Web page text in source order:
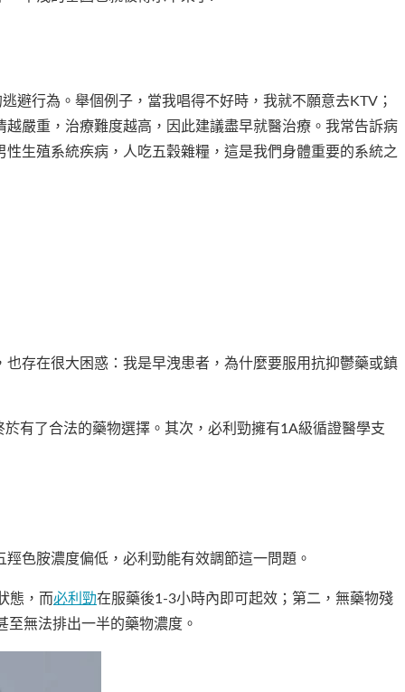
避行為。舉個例子，當我唱得不好時，我就不願意去KTV；
嚴重，治療難度越高，因此建議盡早就醫治療。我常告訴病
生殖系統疾病，人吃五穀雜糧，這是我們身體重要的系統之
存在很大困惑：我是早洩患者，為什麼要服用抗抑鬱藥或鎮
有了合法的藥物選擇。其次，必利勁擁有1A級循證醫學支
色胺濃度偏低，必利勁能有效調節這一問題。
態，而必利勁在服藥後1-3小時內即可起效；第二，無藥物殘
無法排出一半的藥物濃度。